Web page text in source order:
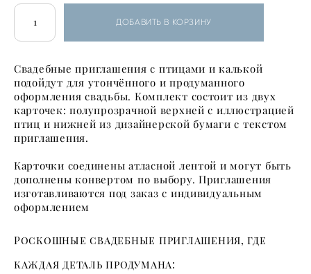
ДОБАВИТЬ В КОРЗИНУ
Свадебные приглашения с птицами и калькой
подойдут для утончённого и продуманного
оформления свадьбы. Комплект состоит из двух
карточек: полупрозрачной верхней с иллюстрацией
птиц и нижней из дизайнерской бумаги с текстом
приглашения.
Карточки соединены атласной лентой и могут быть
дополнены конвертом по выбору. Приглашения
изготавливаются под заказ с индивидуальным
оформлением
Роскошные свадебные приглашения, где
каждая деталь продумана: